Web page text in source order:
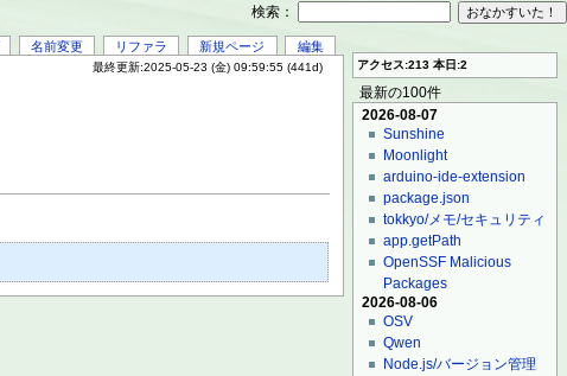
名前変更 リファラ 新規ページ 編集
最終更新:2025-05-23 (金) 09:59:55 (441d) アクセス:213 本日:2
最新の100件
2026-08-07
Sunshine
Moonlight
arduino-ide-extension
package.json
tokkyo/メモ/セキュリティ
app.getPath
OpenSSF Malicious
Packages
2026-08-06
OSV
Qwen
Node.js/バージョン管理
検索：